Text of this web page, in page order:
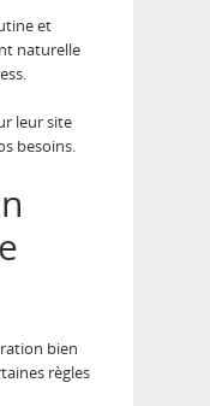
et
naturelle
leur site
besoins.
bien
règles